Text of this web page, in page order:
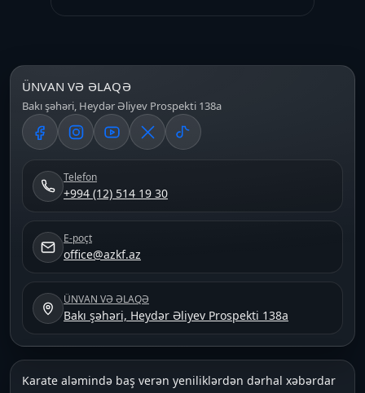
ÜNVAN VƏ ƏLAQƏ
Bakı şəhəri, Heydər Əliyev Prospekti 138a
Telefon
+994 (12) 514 19 30
E-poçt
office@azkf.az
ÜNVAN VƏ ƏLAQƏ
Bakı şəhəri, Heydər Əliyev Prospekti 138a
Karate aləmində baş verən yeniliklərdən dərhal xəbərdar